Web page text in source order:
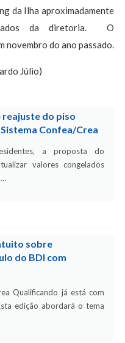
da Ilha aproximadamente
da diretoria. O
novembro do ano passado.
Júlio)
reajuste do piso
Confea/Crea
a proposta do
valores congelados
sobre
do BDI com
Qualificando já está com
edição abordará o tema